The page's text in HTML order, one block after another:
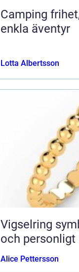
Camping frihet, natur och
enkla äventyr
Lotta Albertsson
Vigselring symbol, hantverk
och
Alice Pettersson